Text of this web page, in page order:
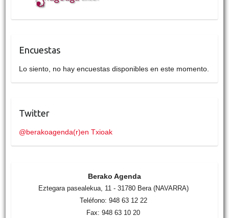
Encuestas
Lo siento, no hay encuestas disponibles en este momento.
Twitter
@berakoagenda(r)en Txioak
Berako Agenda
Eztegara pasealekua, 11 - 31780 Bera (NAVARRA)
Teléfono: 948 63 12 22
Fax: 948 63 10 20